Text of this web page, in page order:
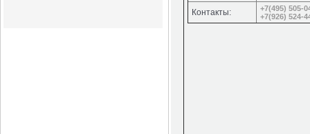
Контакты:
+7(495) 505-
+7(926) 524-